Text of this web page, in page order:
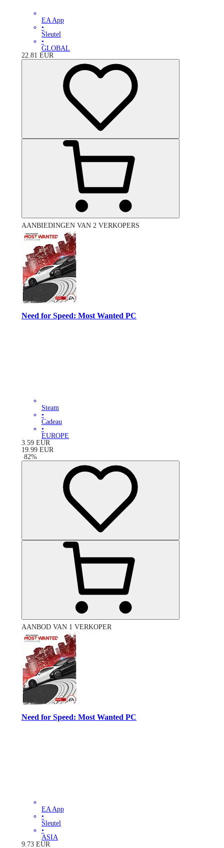
EA App
•
Sleutel
•
GLOBAL
22.81 EUR
AANBIEDINGEN VAN 2 VERKOPERS
Need for Speed: Most Wanted PC
Steam
•
Cadeau
•
EUROPE
3.59 EUR
19.99 EUR
-82%
AANBOD VAN 1 VERKOPER
Need for Speed: Most Wanted PC
EA App
•
Sleutel
•
ASIA
9.73 EUR